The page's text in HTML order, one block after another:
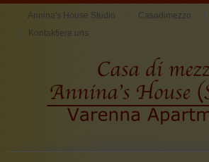
Annina's House Studio Casadimezzo
Kontaktiere uns